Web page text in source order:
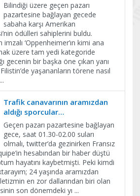
Bilindiği üzere geçen pazarı
pazartesine bağlayan gecede
sabaha karşı Amerikan
ödülleri sahiplerini buldu.
‘Oppenheimer’ın kimi ana
üzere tam yedi kategoride
gecenin bir başka öne çıkan yanı
yaşananların törene nasıl
...
Trafik canavarının aramızdan
aldığı sporcular…
Geçen pazarı pazartesine bağlayan
gece, saat 01.30-02.00 suları
olmalı, twitter’da gezinirken Fransız
hesabından bir haber düştü
hayatını kaybetmişti. Peki kimdi
24 yaşında aramızdan
en zor dallarından biri olan
son dönemdeki yı ...